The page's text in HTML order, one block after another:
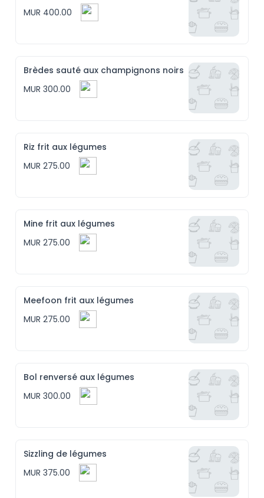
MUR 400.00
Brèdes sauté aux champignons noirs
MUR 300.00
Riz frit aux légumes
MUR 275.00
Mine frit aux légumes
MUR 275.00
Meefoon frit aux légumes
MUR 275.00
Bol renversé aux légumes
MUR 300.00
Sizzling de légumes
MUR 375.00